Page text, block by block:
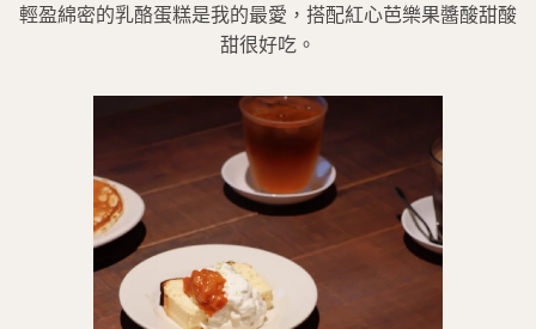
輕盈綿密的乳酪蛋糕是我的最愛，搭配紅心芭樂果醬酸甜酸
甜很好吃。